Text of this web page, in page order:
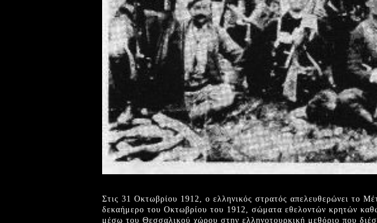
Στις 31 Οκτωβρίου 1912, ο ελληνικός στρατός απελευθερώνει το
δεκαήμερο του Οκτωβρίου του 1912, σώματα εθελοντών κρητών
μέσω του Θεσσαλικού χώρου στην ελληνοτουρκική μεθόριο που